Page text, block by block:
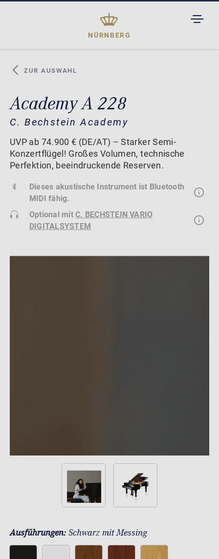
NÜRNBERG
ZUR AUSWAHL
Academy A 228
C. Bechstein Academy
UVP ab 74.900 € (DE/AT) – Starker Semi-
Konzertflügel! Großes Volumen, technische
Perfektion, beeindruckende Reserven.
Dieses akustische Instrument ist Bluetooth
MIDI fähig.
Optional mitC. BECHSTEIN VARIO
DIGITALSYSTEM
Ausführungen: Schwarz mit Messing